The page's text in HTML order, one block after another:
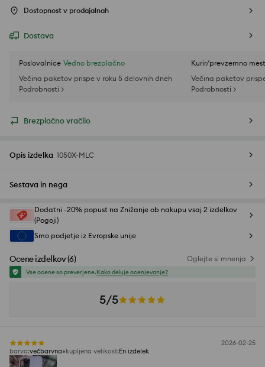
Dostopnost v prodajalnah
Dostava
Poslovalnice Vedno brezplačno
Večina paketov prispe v roku 5 delovnih dneh
Podrobnosti >
Kurir/prevzemno
Večina paketov
Podrobnosti >
Brezplačno vračilo
Opis izdelka 1050X-MLC
Sestava in nega
Dodatni -20% popust na Znižanje ob nakupu vsaj 2 izdelkov
(Pogoji)
Smo podjetje iz Evropske unije
Ocene izdelkov(6) Oglejte si mnenja
Vse ocene so preverjene.Kako deluje ocenjevanje?
5/5
2026-02-25
barva:večbarvna kupljena velikost:En izdelek